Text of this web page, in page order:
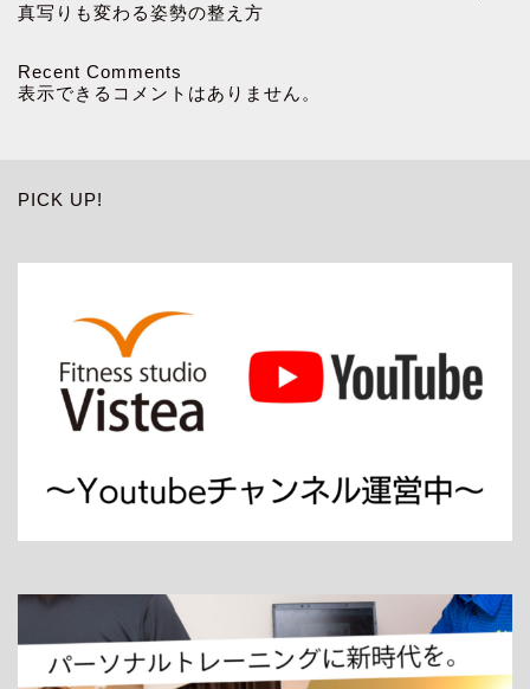
真写りも変わる姿勢の整え方
Recent Comments
表示できるコメントはありません。
PICK UP!